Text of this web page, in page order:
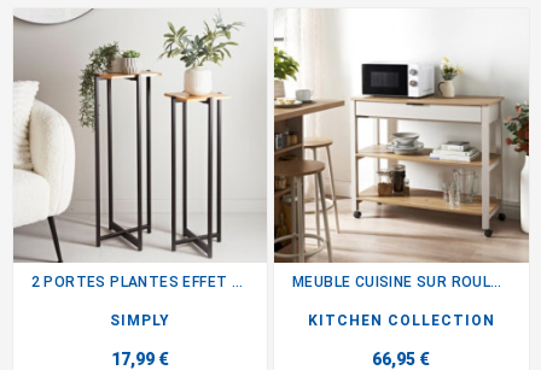
2 PORTES PLANTES EFFET BAMBOU
SIMPLY
17,99 €
MEUBLE CUISINE SUR ROULETTES
KITCHEN COLLECTION
66,95 €